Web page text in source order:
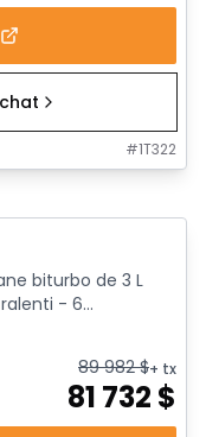
#1T322
biturbo de 3 L
- 6...
89 982$+ tx
81 732 $